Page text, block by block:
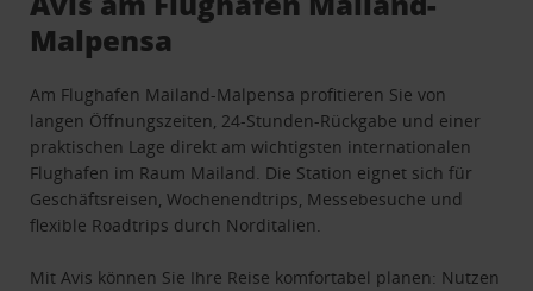
Malpensa
Am Flughafen Mailand-Malpensa profitieren Sie von
langen Öffnungszeiten, 24-Stunden-Rückgabe und einer
praktischen Lage direkt am wichtigsten internationalen
Flughafen im Raum Mailand. Die Station eignet sich für
Geschäftsreisen, Wochenendtrips, Messebesuche und
flexible Roadtrips durch Norditalien.
Mit Avis können Sie Ihre Reise komfortabel planen: Nutzen